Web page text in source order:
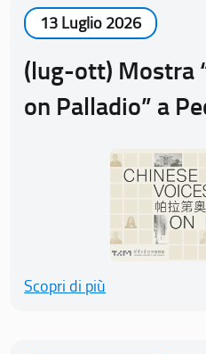
13 Luglio 2026
(lug-ott) Mostra
on Palladio” a
Scopri di più